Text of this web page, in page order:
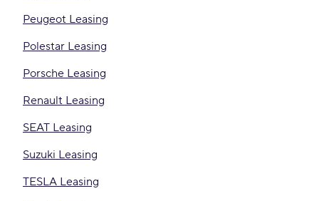
Peugeot Leasing
Polestar Leasing
Porsche Leasing
Renault Leasing
SEAT Leasing
Suzuki Leasing
TESLA Leasing